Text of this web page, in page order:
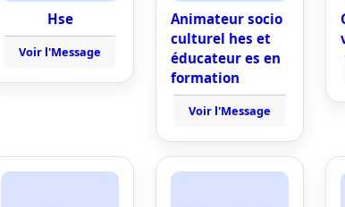
Hse
Voir l'Message
Animateur socio
culturel hes et
éducateur es en
formation
Voir l'Message